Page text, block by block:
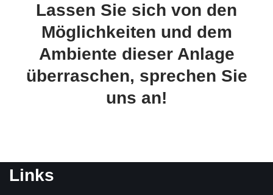
Lassen Sie sich von den
Möglichkeiten und dem
Ambiente dieser Anlage
überraschen, sprechen Sie
uns an!
Links